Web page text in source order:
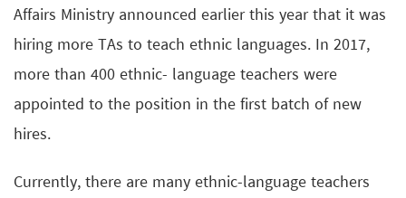
Affairs Ministry announced earlier this year that it was
hiring more TAs to teach ethnic languages. In 2017,
more than 400 ethnic- language teachers were
appointed to the position in the first batch of new
hires.
Currently, there are many ethnic-language teachers